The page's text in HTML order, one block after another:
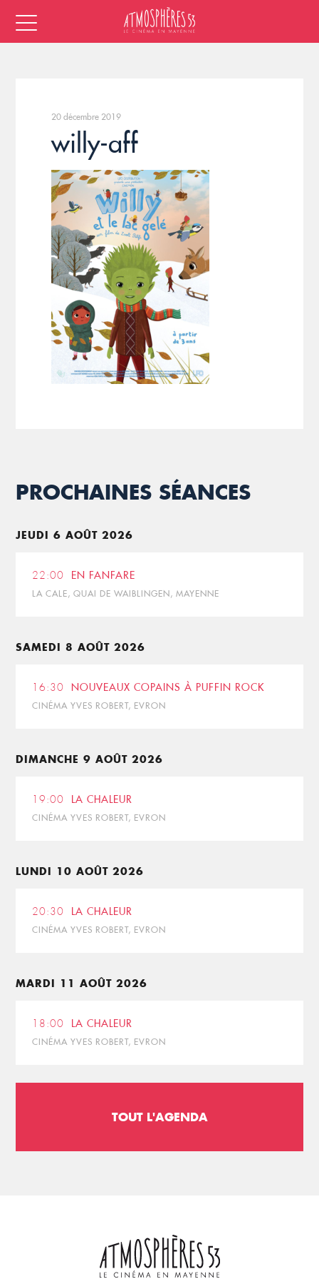
20 décembre 2019
willy-aff
PROCHAINES SÉANCES
JEUDI 6 AOÛT 2026
22:00 EN FANFARE
LA CALE, QUAI DE WAIBLINGEN, MAYENNE
SAMEDI 8 AOÛT 2026
16:30 NOUVEAUX COPAINS À PUFFIN ROCK
CINÉMA YVES ROBERT, EVRON
DIMANCHE 9 AOÛT 2026
19:00 LA CHALEUR
CINÉMA YVES ROBERT, EVRON
LUNDI 10 AOÛT 2026
20:30 LA CHALEUR
CINÉMA YVES ROBERT, EVRON
MARDI 11 AOÛT 2026
18:00 LA CHALEUR
CINÉMA YVES ROBERT, EVRON
TOUT L'AGENDA